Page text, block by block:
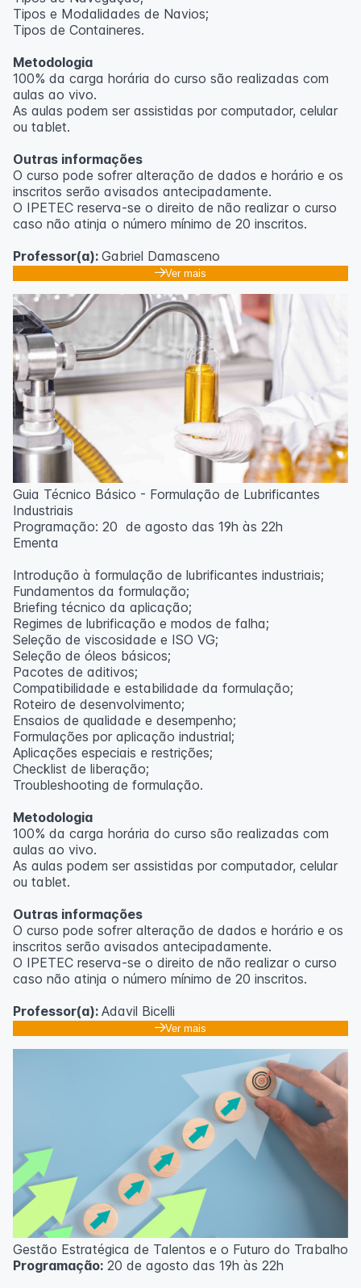
Outras informações
inscritos serão avisados ​​antecipadamente.
O IPETEC reserva-se o direito de não realizar o curso
caso não atinja o número mínimo de 20 inscritos.
Professora:
Tipos e Modalidades de Navios;
Tipos de Containeres.
Metodologia
100% da carga horária do curso são realizadas com
aulas ao vivo.
As aulas podem ser assistidas por computador, celular
ou tablet.
Outras informações
O curso pode sofrer alteração de dados e horário e os
inscritos serão avisados ​​antecipadamente.
O IPETEC reserva-se o direito de não realizar o curso
caso não atinja o número mínimo de 20 inscritos.
Professor(a): Gabriel Damasceno
Ver mais
Guia Técnico Básico - Formulação de Lubrificantes
Industriais
Programação: 20 de agosto das 19h às 22h
Ementa
Introdução à formulação de lubrificantes industriais;
Fundamentos da formulação;
Briefing técnico da aplicação;
Regimes de lubrificação e modos de falha;
Seleção de viscosidade e ISO VG;
Seleção de óleos básicos;
Pacotes de aditivos;
Compatibilidade e estabilidade da formulação;
Roteiro de desenvolvimento;
Ensaios de qualidade e desempenho;
Formulações por aplicação industrial;
Aplicações especiais e restrições;
Checklist de liberação;
Troubleshooting de formulação.
Metodologia
100% da carga horária do curso são realizadas com
aulas ao vivo.
As aulas podem ser assistidas por computador, celular
ou tablet.
Outras informações
O curso pode sofrer alteração de dados e horário e os
inscritos serão avisados ​​antecipadamente.
O IPETEC reserva-se o direito de não realizar o curso
caso não atinja o número mínimo de 20 inscritos.
Professor(a): Adavil Bicelli
Ver mais
Gestão Estratégica de Talentos e o Futuro do Trabalho
Programação: 20 de agosto das 19h às 22h